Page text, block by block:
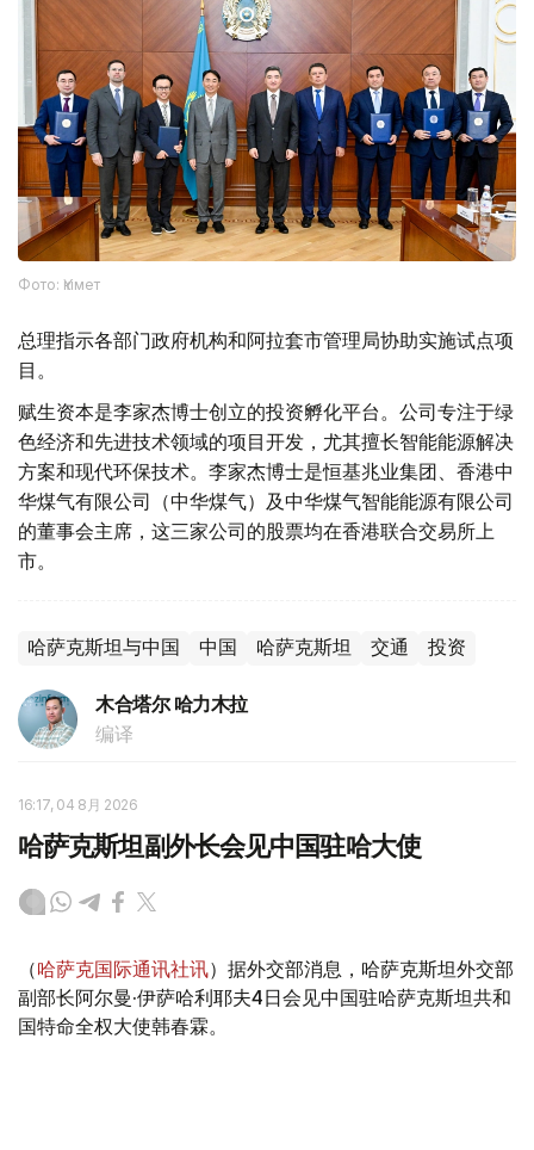
Фото: Үкімет
总理指示各部门政府机构和阿拉套市管理局协助实施试点项
目。
赋生资本是李家杰博士创立的投资孵化平台。公司专注于绿
色经济和先进技术领域的项目开发，尤其擅长智能能源解决
方案和现代环保技术。李家杰博士是恒基兆业集团、香港中
华煤气有限公司（中华煤气）及中华煤气智能能源有限公司
的董事会主席，这三家公司的股票均在香港联合交易所上
市。
哈萨克斯坦与中国 中国 哈萨克斯坦 交通 投资
木合塔尔 哈力木拉
编译
16:17, 04 8月 2026
哈萨克斯坦副外长会见中国驻哈大使
（哈萨克国际通讯社讯）据外交部消息，哈萨克斯坦外交部
副部长阿尔曼·伊萨哈利耶夫4日会见中国驻哈萨克斯坦共和
国特命全权大使韩春霖。